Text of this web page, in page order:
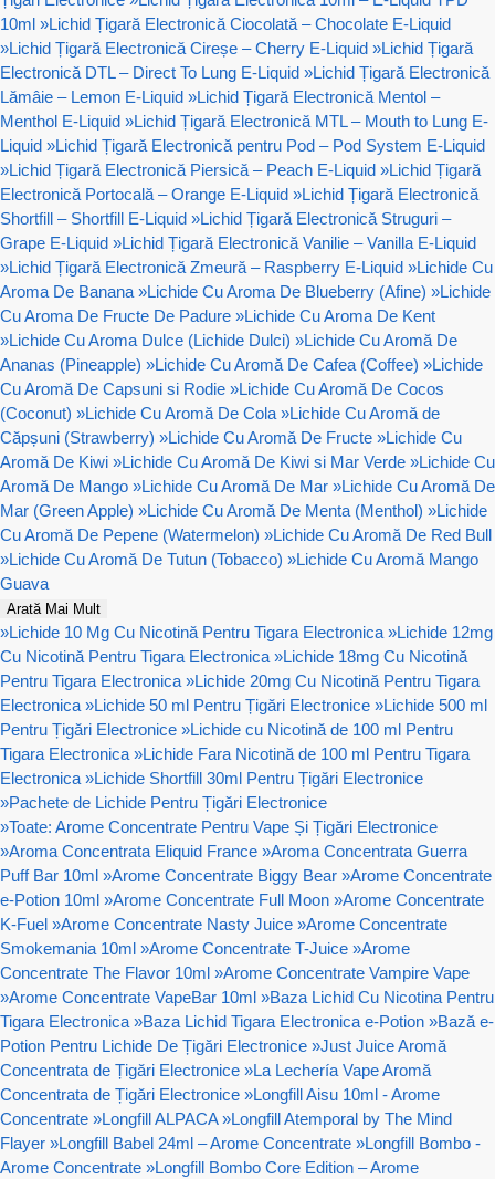
10ml »Lichid Țigară Electronică Ciocolată – Chocolate E-Liquid
»Lichid Țigară Electronică Cireșe – Cherry E-Liquid »Lichid Țigară
Electronică DTL – Direct To Lung E-Liquid »Lichid Țigară Electronică
Lămâie – Lemon E-Liquid »Lichid Țigară Electronică Mentol –
Menthol E-Liquid »Lichid Țigară Electronică MTL – Mouth to Lung E-
Liquid »Lichid Țigară Electronică pentru Pod – Pod System E-Liquid
»Lichid Țigară Electronică Piersică – Peach E-Liquid »Lichid Țigară
Electronică Portocală – Orange E-Liquid »Lichid Țigară Electronică
Shortfill – Shortfill E-Liquid »Lichid Țigară Electronică Struguri –
Grape E-Liquid »Lichid Țigară Electronică Vanilie – Vanilla E-Liquid
»Lichid Țigară Electronică Zmeură – Raspberry E-Liquid »Lichide Cu
Aroma De Banana »Lichide Cu Aroma De Blueberry (Afine) »Lichide
Cu Aroma De Fructe De Padure »Lichide Cu Aroma De Kent
»Lichide Cu Aroma Dulce (Lichide Dulci) »Lichide Cu Aromă De
Ananas (Pineapple) »Lichide Cu Aromă De Cafea (Coffee) »Lichide
Cu Aromă De Capsuni si Rodie »Lichide Cu Aromă De Cocos
(Coconut) »Lichide Cu Aromă De Cola »Lichide Cu Aromă de
Căpșuni (Strawberry) »Lichide Cu Aromă De Fructe »Lichide Cu
Aromă De Kiwi »Lichide Cu Aromă De Kiwi si Mar Verde »Lichide Cu
Aromă De Mango »Lichide Cu Aromă De Mar »Lichide Cu Aromă De
Mar (Green Apple) »Lichide Cu Aromă De Menta (Menthol) »Lichide
Cu Aromă De Pepene (Watermelon) »Lichide Cu Aromă De Red Bull
»Lichide Cu Aromă De Tutun (Tobacco) »Lichide Cu Aromă Mango
Guava
Arată Mai Mult
»Lichide 10 Mg Cu Nicotină Pentru Tigara Electronica »Lichide 12mg
Cu Nicotină Pentru Tigara Electronica »Lichide 18mg Cu Nicotină
Pentru Tigara Electronica »Lichide 20mg Cu Nicotină Pentru Tigara
Electronica »Lichide 50 ml Pentru Țigări Electronice »Lichide 500 ml
Pentru Țigări Electronice »Lichide cu Nicotină de 100 ml Pentru
Tigara Electronica »Lichide Fara Nicotină de 100 ml Pentru Tigara
Electronica »Lichide Shortfill 30ml Pentru Țigări Electronice
»Pachete de Lichide Pentru Țigări Electronice
»Toate: Arome Concentrate Pentru Vape Și Țigări Electronice
»Aroma Concentrata Eliquid France »Aroma Concentrata Guerra
Puff Bar 10ml »Arome Concentrate Biggy Bear »Arome Concentrate
e-Potion 10ml »Arome Concentrate Full Moon »Arome Concentrate
K-Fuel »Arome Concentrate Nasty Juice »Arome Concentrate
Smokemania 10ml »Arome Concentrate T-Juice »Arome
Concentrate The Flavor 10ml »Arome Concentrate Vampire Vape
»Arome Concentrate VapeBar 10ml »Baza Lichid Cu Nicotina Pentru
Tigara Electronica »Baza Lichid Tigara Electronica e-Potion »Bază e-
Potion Pentru Lichide De Țigări Electronice »Just Juice Aromă
Concentrata de Țigări Electronice »La Lechería Vape Aromă
Concentrata de Țigări Electronice »Longfill Aisu 10ml - Arome
Concentrate »Longfill ALPACA »Longfill Atemporal by The Mind
Flayer »Longfill Babel 24ml – Arome Concentrate »Longfill Bombo -
Arome Concentrate »Longfill Bombo Core Edition – Arome